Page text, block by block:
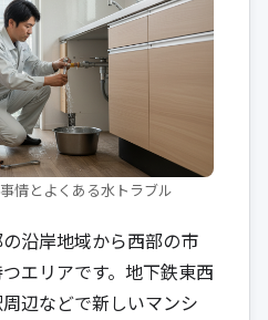
情とよくある水トラブル
沿岸地域から西部の市
エリアです。地下鉄東西
辺などで新しいマンシ